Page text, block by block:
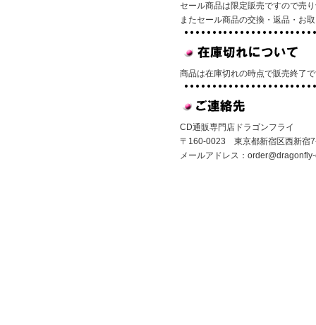
セール商品は限定販売ですので売
またセール商品の交換・返品・お
商品は在庫切れの時点で販売終了
CD通販専門店ドラゴンフライ
〒160-0023 東京都新宿区西新
メールアドレス：